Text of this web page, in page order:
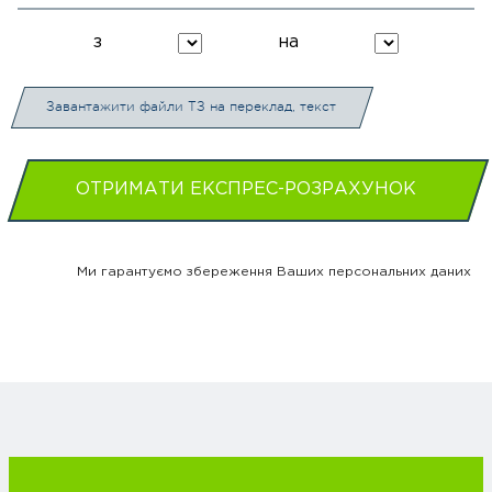
з на
Завантажити файли ТЗ на переклад, текст
ОТРИМАТИ ЕКСПРЕС-РОЗРАХУНОК
Ми гарантуємо збереження Ваших персональних даних